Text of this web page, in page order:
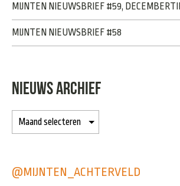
MIJNTEN NIEUWSBRIEF #59,
MIJNTEN NIEUWSBRIEF #58
NIEUWS ARCHIEF
@MIJNTEN_ACHTERVELD